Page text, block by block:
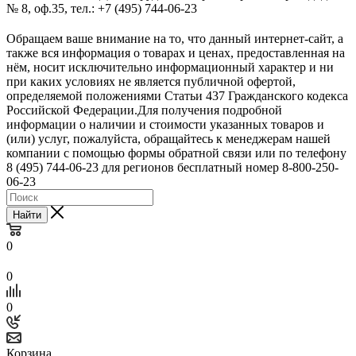
№ 8, оф.35, тел.: +7 (495) 744-06-23
Обращаем ваше внимание на то, что данный интернет-сайт, а
также вся информация о товарах и ценах, предоставленная на
нём, носит исключительно информационный характер и ни
при каких условиях не является публичной офертой,
определяемой положениями Статьи 437 Гражданского кодекса
Российской Федерации.Для получения подробной
информации о наличии и стоимости указанных товаров и
(или) услуг, пожалуйста, обращайтесь к менеджерам нашей
компании с помощью формы обратной связи или по телефону
8 (495) 744-06-23 для регионов бесплатный номер 8-800-250-
06-23
Найти
0
0
0
Корзина